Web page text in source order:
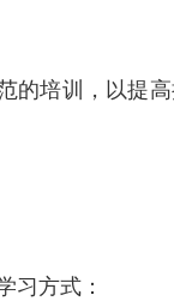
的培训，以提
习方式：